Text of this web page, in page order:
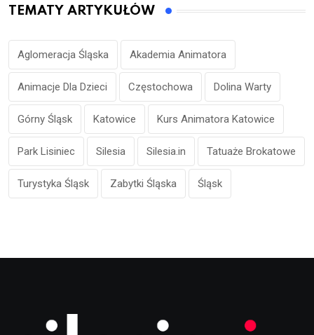
TEMATY ARTYKUŁÓW
Aglomeracja Śląska Akademia Animatora
Animacje Dla Dzieci Częstochowa Dolina Warty
Górny Śląsk Katowice Kurs Animatora Katowice
Park Lisiniec Silesia Silesia.in Tatuaże Brokatowe
Turystyka Śląsk Zabytki Śląska Śląsk